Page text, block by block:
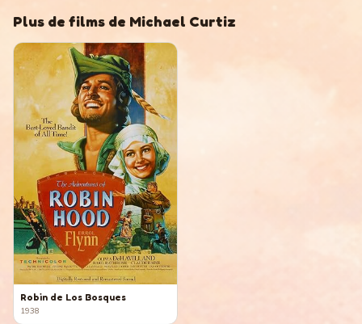
Plus de films de Michael Curtiz
Robin de Los Bosques
1938